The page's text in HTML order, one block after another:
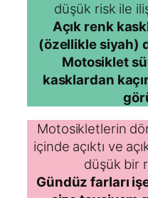
düşük risk ile
Açık renk
(özellikle siyah)
Motosiklet
kasklardan
Motosikletlerin
içinde açıktı ve
düşük bir
Gündüz farları